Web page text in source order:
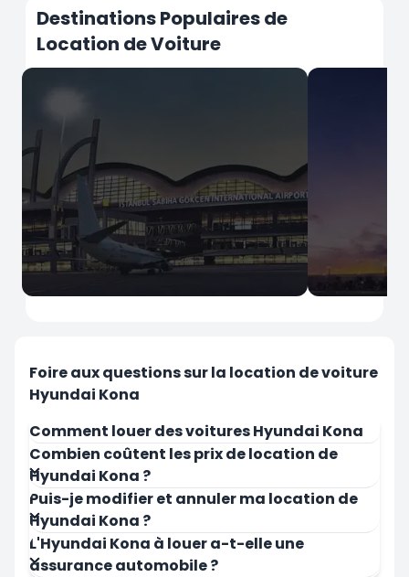
Destinations Populaires de
Location de Voiture
Louer Maintenant Louer
Foire aux questions sur la location de voiture
Hyundai Kona
Comment louer des voitures Hyundai Kona
Combien coûtent les prix de location de
Hyundai Kona ?
Puis-je modifier et annuler ma location de
Hyundai Kona ?
L'Hyundai Kona à louer a-t-elle une
assurance automobile ?